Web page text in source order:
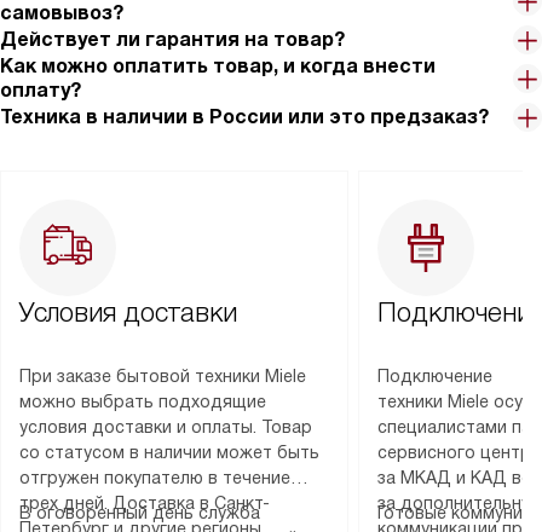
самовывоз?
Действует ли гарантия на товар?
Как можно оплатить товар, и когда внести
оплату?
Техника в наличии в России или это предзаказ?
Условия доставки
При заказе бытовой техники Miele
можно выбрать подходящие
условия доставки и оплаты. Товар
со статусом в наличии может быть
отгружен покупателю в течение
трех дней. Доставка в Санкт-
Петербург и другие регионы
В оговоренный день служба
Подключение
техники Miele
специалистами
сервисного
за МКАД и КАД
за
коммуникации
Готовые